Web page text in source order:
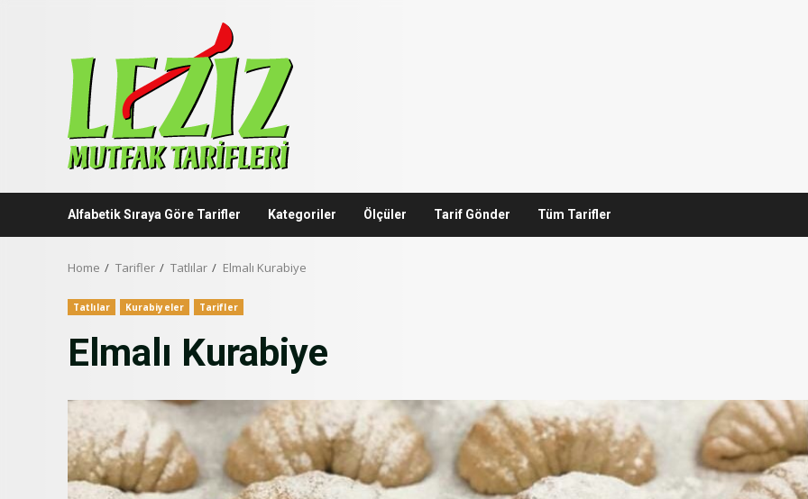
Alfabetik Sıraya Göre Tarifler Kategoriler Ölçüler Tarif Gönder Tüm Tarifler
Home Tarifler Tatlılar Elmalı Kurabiye
Tatlılar Kurabiyeler Tarifler
Elmalı Kurabiye